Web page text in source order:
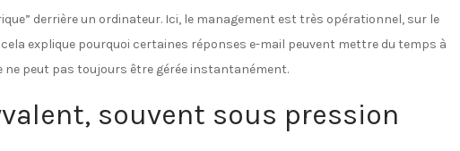
derrière un ordinateur. Ici, le management est très opérationnel, sur le
explique pourquoi certaines réponses e-mail peuvent mettre du temps à
ne peut pas toujours être gérée instantanément.
souvent sous pression